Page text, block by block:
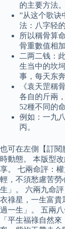
的主要方法。
”从这个歌诀
法：八字轻
所以稱骨算
骨重數值相
二两二钱：
生当中的坎
事，每天东
《袁天罡稱
各自的斤兩
52種不同的命
例如：一九
丙。
也可在左側【訂閱
時動態。 本版型
享。 七兩命評：
輕，不須愁慮苦勞
生」。 六兩九命
衣祿星，一生富貴
過一生」。 五兩
「平生福祿自然